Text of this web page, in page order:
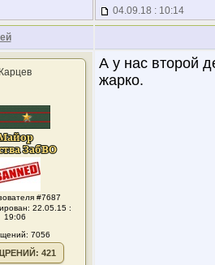
04.09.18 : 10:14
Карцев
#7687
22.05.15 :
19:06
7056
421
А у нас второй
жарко.